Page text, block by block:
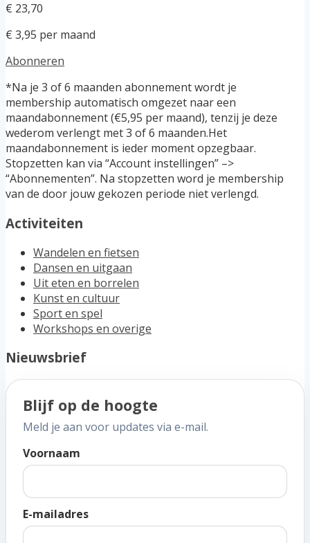
€ 23,70
€ 3,95 per maand
Abonneren
*Na je 3 of 6 maanden abonnement wordt je
membership automatisch omgezet naar een
maandabonnement (€5,95 per maand), tenzij je deze
wederom verlengt met 3 of 6 maanden.Het
maandabonnement is ieder moment opzegbaar.
Stopzetten kan via “Account instellingen” –>
“Abonnementen”. Na stopzetten word je membership
van de door jouw gekozen periode niet verlengd.
Activiteiten
Wandelen en fietsen
Dansen en uitgaan
Uit eten en borrelen
Kunst en cultuur
Sport en spel
Workshops en overige
Nieuwsbrief
Blijf op de hoogte
Meld je aan voor updates via e-mail.
Voornaam
E-mailadres